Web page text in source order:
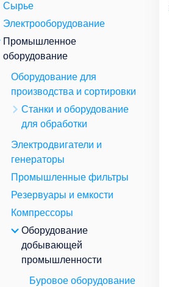
Сырье
Электрооборудование
Промышленное
оборудование
Оборудование для
производства и сортировки
Станки и оборудование
для обработки
Электродвигатели и
генераторы
Промышленные фильтры
Резервуары и емкости
Компрессоры
Оборудование
добывающей
промышленности
Буровое оборудование